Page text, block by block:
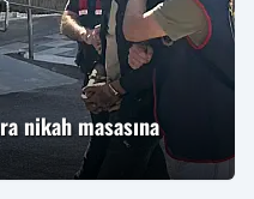
nikah masasına